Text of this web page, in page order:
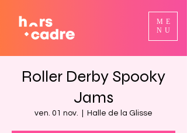
ME
NU
Roller Derby Spooky
Jams
ven. 01 nov. Halle de la Glisse